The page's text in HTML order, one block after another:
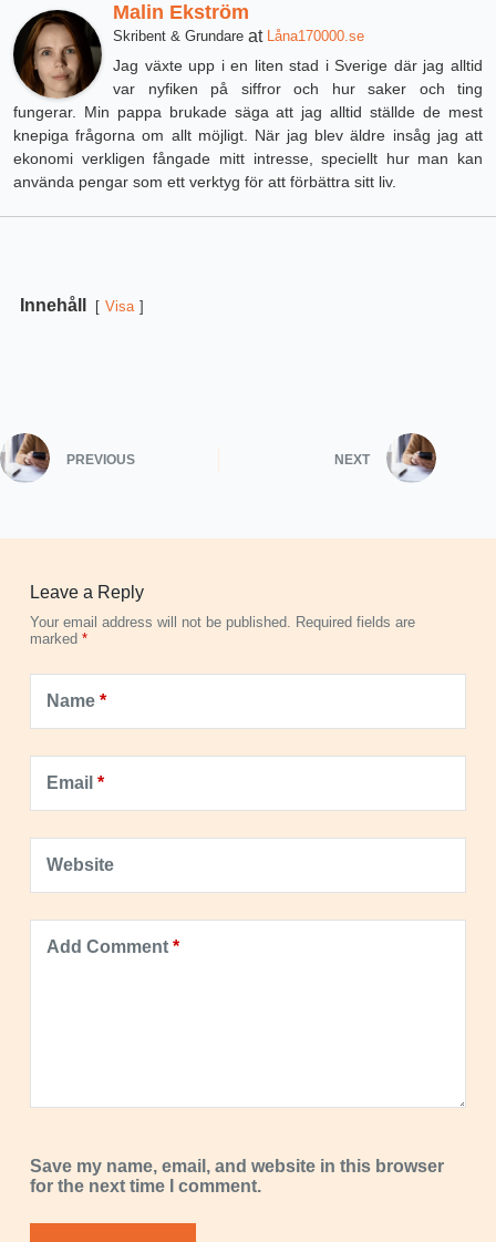
Malin Ekström
Skribent & Grundare at Låna170000.se
Jag växte upp i en liten stad i Sverige där jag alltid
var nyfiken på siffror och hur saker och ting
fungerar. Min pappa brukade säga att jag alltid ställde de mest
knepiga frågorna om allt möjligt. När jag blev äldre insåg jag att
ekonomi verkligen fångade mitt intresse, speciellt hur man kan
använda pengar som ett verktyg för att förbättra sitt liv.
Innehåll Visa
PREVIOUS NEXT
Leave a Reply
Your email address will not be published. Required fields are
marked *
Name*
Email *
Website
Add Comment*
Save my name, email, and website in this browser
for the next time I comment.